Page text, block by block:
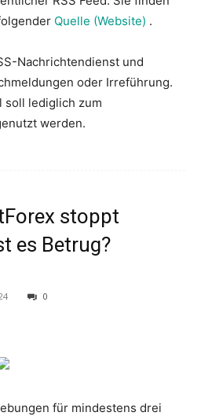
Quelle (Website) .
Nachrichtendienst und
oder Irreführung.
soll lediglich zum
werden.
stoppt
es Betrug?
0
für mindestens drei